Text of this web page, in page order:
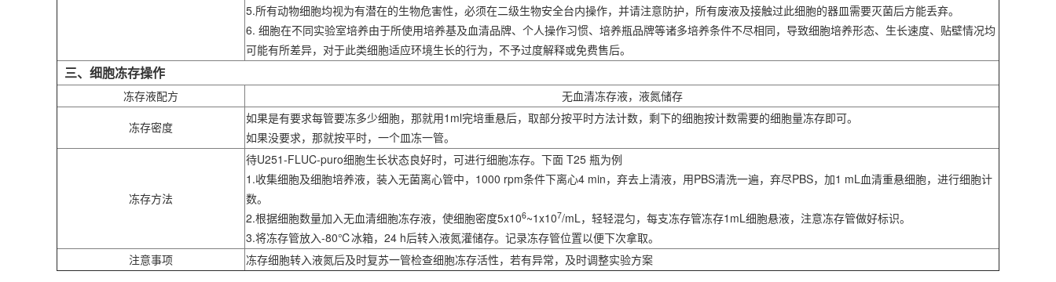
5.所有动物细胞均视为有潜在的生物危害性，必须在二级生物安全台内操作，并请注意防护，所有废液及接触过此细胞的器皿需要灭菌后方能丢弃。
6. 细胞在不同实验室培养由于所使用培养基及血清品牌、个人操作习惯、培养瓶品牌等诸多培养条件不尽相同，导致细胞培养形态、生长速度、贴壁情况均
可能有所差异，对于此类细胞适应环境生长的行为，不予过度解释或免费售后。
三、细胞冻存操作
冻存液配方
无血清冻存液，液氮储存
冻存密度
如果是有要求每管要冻多少细胞，那就用1ml完培重悬后，取部分按平时方法计数，剩下的细胞按计数需要的细胞量冻存即可。
如果没要求，那就按平时，一个皿冻一管。
冻存方法
待U251-FLUC-puro细胞生长状态良好时，可进行细胞冻存。下面 T25 瓶为例
1.收集细胞及细胞培养液，装入无菌离心管中，1000 rpm条件下离心4 min，弃去上清液，用PBS清洗一遍，弃尽PBS，加1 mL血清重悬细胞，进行细胞计
数。
2.根据细胞数量加入无血清细胞冻存液，使细胞密度5x106~1x107/mL，轻轻混匀，每支冻存管冻存1mL细胞悬液，注意冻存管做好标识。
3.将冻存管放入-80℃冰箱，24 h后转入液氮灌储存。记录冻存管位置以便下次拿取。
注意事项
冻存细胞转入液氮后及时复苏一管检查细胞冻存活性，若有异常，及时调整实验方案